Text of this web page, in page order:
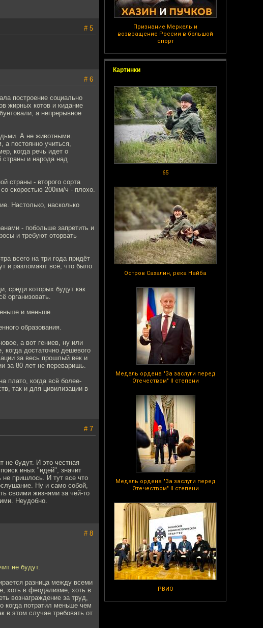
Признание Меркель и
возвращение России в большой
спорт
Картинки
65
Остров Сахалин, река Найба
Медаль ордена "За заслуги перед
Отечеством" II степени
Медаль ордена "За заслуги перед
Отечеством" II степени
РВИО
# 5
# 6
построение социально
жирных котов и кидание
а непрерывное
А не животными.
постоянно учиться,
когда речь идет о
страны и народа над
страны - второго сорта
скоростью 200км/ч - плохо.
Настолько, насколько
- побольше запретить и
и требуют оторвать
всего на три года придёт
и разломают всё, что было
среди которых будут как
организовать.
и меньше.
образования.
а вот гениев, ну или
достаточно дешевого
за весь прошлый век и
за 80 лет не переваришь.
плато, когда всё более-
так и для цивилизации в
# 7
не будут. И это честная
иных "идей", значит
не пришлось. И тут все что
Ну и само собой,
своими жизнями за чей-то
Неудобно.
# 8
не будут.
разница между всеми
хоть в феодализме, хоть в
вознаграждение за труд,
когда потратил меньше чем
в этом случае требовать от